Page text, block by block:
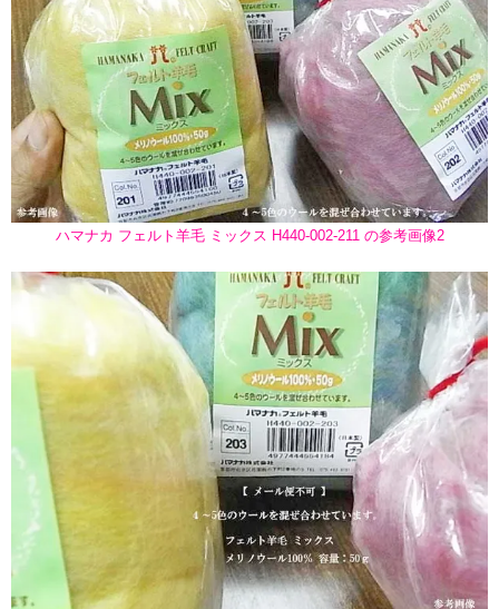
ハマナカ フェルト羊毛 ミックス H440-002-211 の参考画像2